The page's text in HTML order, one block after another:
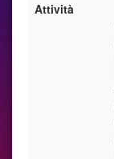
Attività